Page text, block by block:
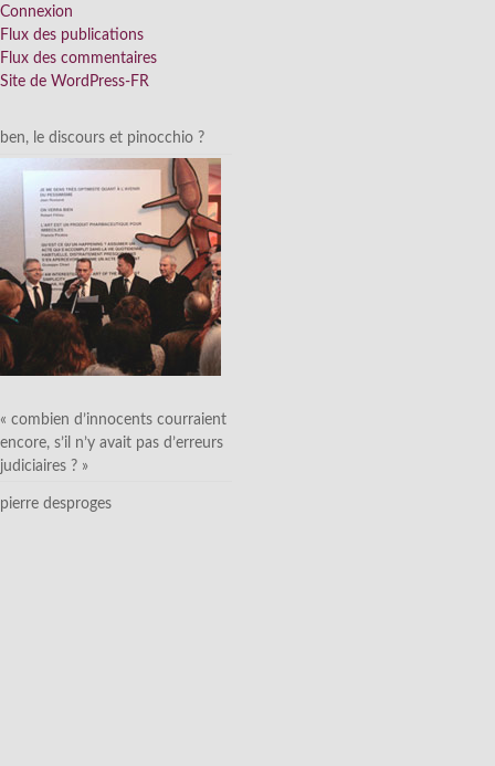
Connexion
Flux des publications
Flux des commentaires
Site de WordPress-FR
ben, le discours et pinocchio ?
« combien d’innocents courraient
encore, s’il n’y avait pas d’erreurs
judiciaires ? »
pierre desproges